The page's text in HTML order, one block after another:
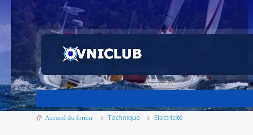
Accueil du forum Technique Electricité